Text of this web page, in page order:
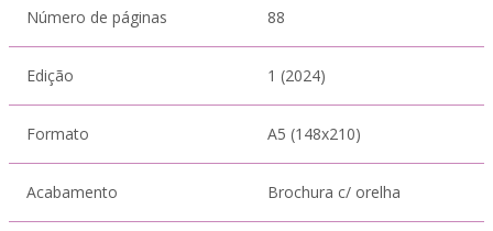
Número de páginas 88
Edição 1 (2024)
Formato A5 (148x210)
Acabamento Brochura c/ orelha